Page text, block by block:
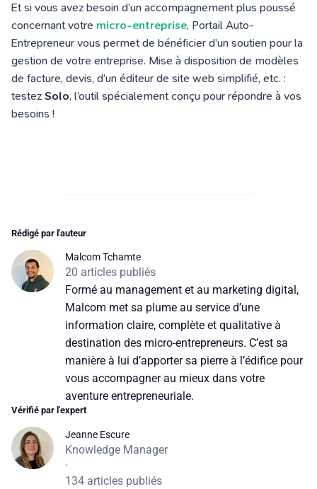
Et si vous avez besoin d’un accompagnement plus poussé
concernant votre micro-entreprise, Portail Auto-
Entrepreneur vous permet de bénéficier d’un soutien pour la
gestion de votre entreprise. Mise à disposition de modèles
de facture, devis, d’un éditeur de site web simplifié, etc. :
testez Solo, l’outil spécialement conçu pour répondre à vos
besoins !
Rédigé par l'auteur
Malcom Tchamte
20 articles publiés
Formé au management et au marketing digital,
Malcom met sa plume au service d’une
information claire, complète et qualitative à
destination des micro-entrepreneurs. C’est sa
manière à lui d’apporter sa pierre à l’édifice pour
vous accompagner au mieux dans votre
aventure entrepreneuriale.
Vérifié par l'expert
Jeanne Escure
Knowledge Manager
·
134 articles publiés